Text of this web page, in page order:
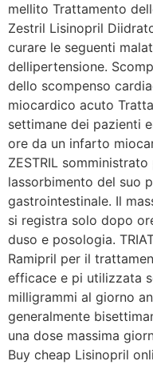
mellito Trattamento
Zestril Lisinopril
curare le seguenti
dellipertensione.
dello scompenso
miocardico acuto
settimane dei pazienti
ore da un infarto
ZESTRIL
lassorbimento del suo
gastrointestinale. Il
si registra solo dopo
duso e posologia.
Ramipril per il
efficace e pi utilizzata
milligrammi al giorno
generalmente
una dose massima
Buy cheap Lisinopril